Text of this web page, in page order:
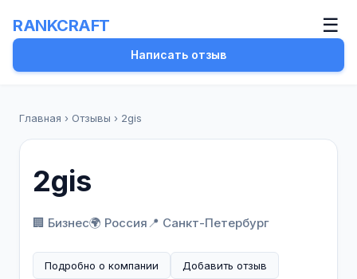
RANKCRAFT ☰
Написать отзыв
Главная › Отзывы › 2gis
2gis
🏢 Бизнес🌍 Россия📍 Санкт-Петербург
Подробно о компании Добавить отзыв